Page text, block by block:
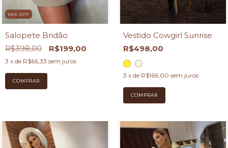
50% OFF
Salopete Bridão
R$398,00
R$199,00
3 x de R$66,33 sem juros
COMPRAR
Vestido Cowgirl Sunrise
R$498,00
3 x de R$166,00 sem juros
COMPRAR